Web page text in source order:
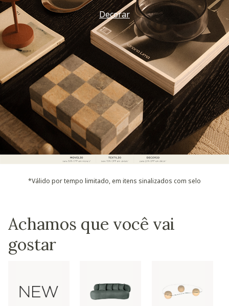
Decorar
*Válido por tempo limitado, em itens sinalizados com selo
Achamos que você vai
gostar